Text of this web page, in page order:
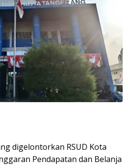
digelontorkan RSUD Kota
Pendapatan dan Belanja